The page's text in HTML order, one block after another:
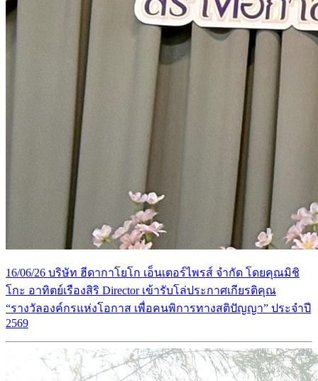
16/06/26 บริษัท ฮีดากาโยโก เอ็นเตอร์ไพรส์ จำกัด โดยคุณมิชิ
โกะ อาทิตย์เรืองสิริ Director เข้ารับโล่ประกาศเกียรติคุณ
“รางวัลองค์กรแห่งโอกาส เพื่อคนพิการทางสติปัญญา” ประจำปี
2569